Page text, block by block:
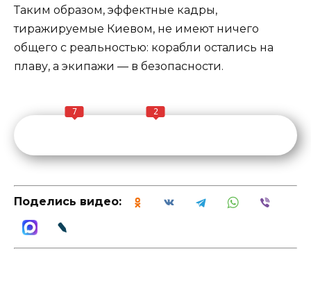
Таким образом, эффектные кадры,
тиражируемые Киевом, не имеют ничего
общего с реальностью: корабли остались на
плаву, а экипажи — в безопасности.
7 2
Поделись видео: